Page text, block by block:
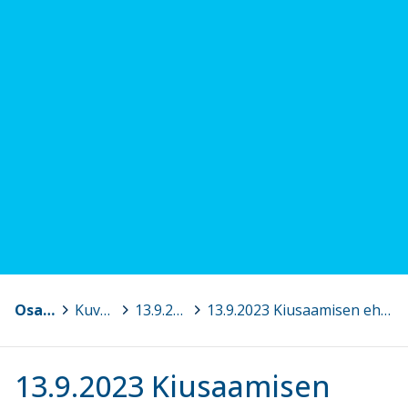
Osaava Satakunta Kuvagalleria 13.9.2023 Kiusaamisen ehkäiseminen, Kankaanpää 13.9.2023 Kiusaamisen ehkäiseminen, Kankaanpää 5.jpg
13.9.2023 Kiusaamisen